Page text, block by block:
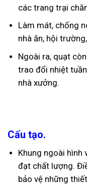
các trang trại
Làm mát, chống
nhà ăn, hội
Ngoài ra, quạt
trao đổi nhiệt
nhà xưởng.
Cấu tạo.
Khung ngoài hình
đạt chất lượng.
bảo vệ những